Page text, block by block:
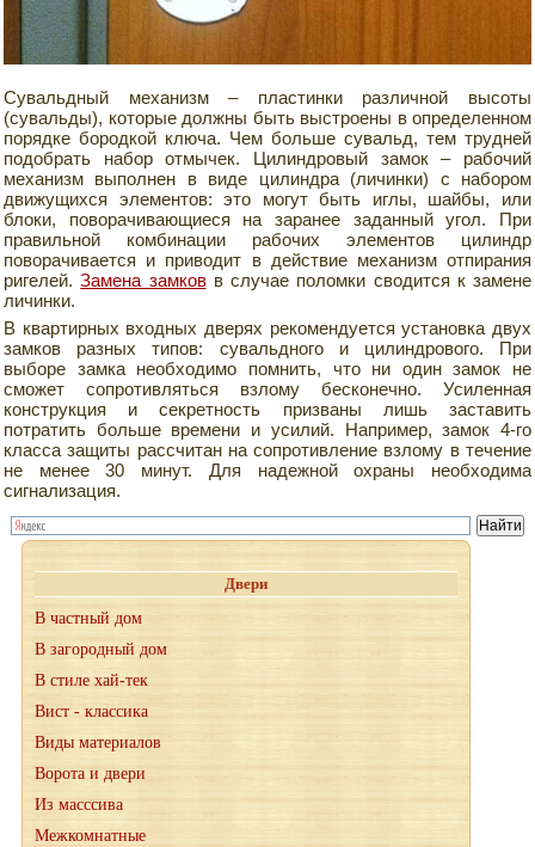
Сувальдный механизм – пластинки различной высоты
(сувальды), которые должны быть выстроены в определенном
порядке бородкой ключа. Чем больше сувальд, тем трудней
подобрать набор отмычек. Цилиндровый замок – рабочий
механизм выполнен в виде цилиндра (личинки) с набором
движущихся элементов: это могут быть иглы, шайбы, или
блоки, поворачивающиеся на заранее заданный угол. При
правильной комбинации рабочих элементов цилиндр
поворачивается и приводит в действие механизм отпирания
ригелей.Замена замковв случае поломки сводится к замене
личинки.
В квартирных входных дверях рекомендуется установка двух
замков разных типов: сувальдного и цилиндрового. При
выборе замка необходимо помнить, что ни один замок не
сможет сопротивляться взлому бесконечно. Усиленная
конструкция и секретность призваны лишь заставить
потратить больше времени и усилий. Например, замок 4-го
класса защиты рассчитан на сопротивление взлому в течение
не менее 30 минут. Для надежной охраны необходима
сигнализация.
Двери
В частный дом
В загородный дом
В стиле хай-тек
Вист - классика
Виды материалов
Ворота и двери
Из масссива
Межкомнатные